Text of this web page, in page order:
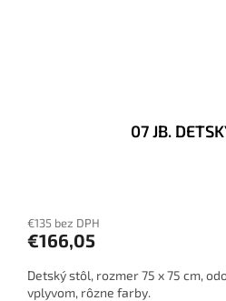
07 JB.
€135 bez DPH
€166,05
Detský stôl, rozmer 75 x 75 cm,
vplyvom, rôzne farby.